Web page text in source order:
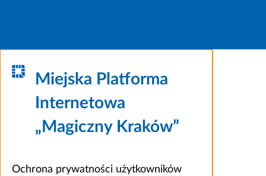
Miejska Platforma
Internetowa
„Magiczny Kraków”
Ochrona prywatności użytkowników